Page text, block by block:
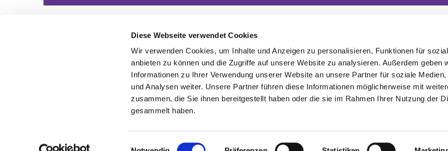
Diese Webseite verwendet Cookies
Wir verwenden Cookies, um Inhalte und Anzeigen zu personalisieren, Funktionen für
anbieten zu können und die Zugriffe auf unsere Website zu analysieren. Außerdem geben
Informationen zu Ihrer Verwendung unserer Website an unsere Partner für soziale Medien,
und Analysen weiter. Unsere Partner führen diese Informationen möglicherweise mit
zusammen, die Sie ihnen bereitgestellt haben oder die sie im Rahmen Ihrer Nutzung der
gesammelt haben.
Einwilligungsauswahl
Webmaster: webseite@evkirchezehlendorfsued.de